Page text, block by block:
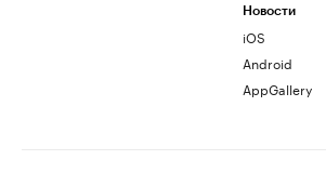
Новости
iOS
Android
AppGallery